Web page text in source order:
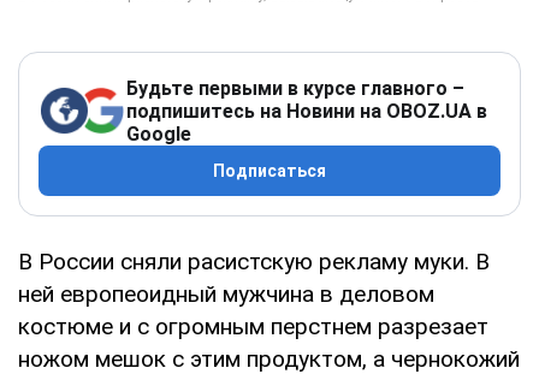
Будьте первыми в курсе главного –
подпишитесь на Новини на OBOZ.UA в
Google
Подписаться
В России сняли расистскую рекламу муки. В
ней европеоидный мужчина в деловом
костюме и с огромным перстнем разрезает
ножом мешок с этим продуктом, а чернокожий